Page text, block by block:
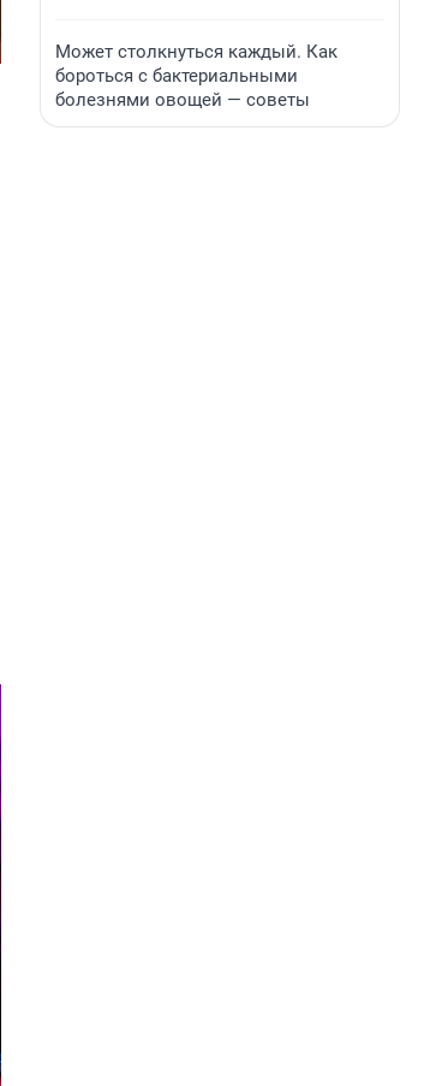
Может столкнуться каждый. Как
бороться с бактериальными
болезнями овощей — советы